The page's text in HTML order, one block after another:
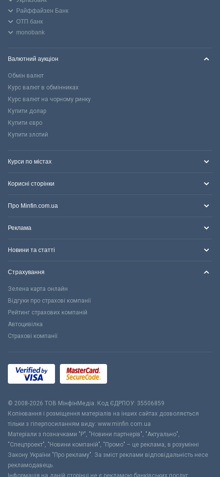
Райффайзен Банк
ОТП банк
monobank
Валютний аукціон
Обмін валют
Курс валют в обмінниках
Курс валют на чорному ринку
Купити долар
Купити євро
Купити злотий
Курси по містах
Корисні сторінки
Про Minfin.com.ua
Реклама
Новини та статті
Страхування
Зелена карта онлайн
Відгуки про страхові компанії
Рейтинг страхових компаній
Автоцивілка
Страхові компанії
© 2008-2026 ТОВ МiнфiнМедiа. Код ЄДРПОУ: 35506859
Копіювання і розміщення матеріалів на інших сайтах дозволяється
тільки з гіперпосиланням виду: www.minfin.com.ua
Матеріали з позначками "Р", "Новини партнерів", "Актуально",
"Спецпроект", "Новини компаній", "Промо" – це реклама, в розумінні
Закону України "Про рекламу". За зміст реклами відповідальність несе
рекламодавець.
Інформація на даній сторінці не є рекламою банківських послуг.